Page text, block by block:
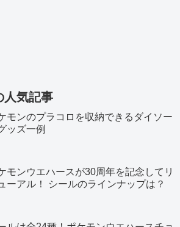
人気記事
モンのプラコロを収納できるダイソー
ッズ一例
モンウエハースが30周年を記念してリ
ーアル！ シールのラインナップは？